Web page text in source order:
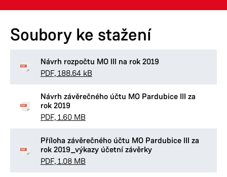
Občan
Podnikatel
Soubory ke stažení
Návrh rozpočtu MO III na rok 2019
PDF, 188.64 kB
Návrh závěrečného účtu MO Pardubice III za
rok 2019
PDF, 1.60 MB
Příloha závěrečného účtu MO Pardubice III za
rok 2019_výkazy účetní závěrky
PDF, 1.08 MB